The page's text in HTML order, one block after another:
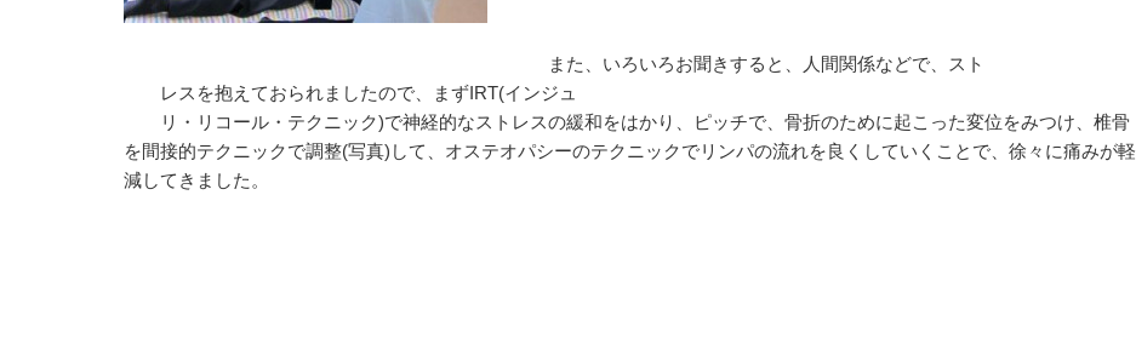
また、いろいろお聞きすると、人間関係などで、スト
レスを抱えておられましたので、まずIRT(インジュ
リ・リコール・テクニック)で神経的なストレスの緩和をはかり、ピッチで、骨折のために起こった変位をみつけ、椎骨
を間接的テクニックで調整(写真)して、オステオパシーのテクニックでリンパの流れを良くしていくことで、徐々に痛みが軽
減してきました。